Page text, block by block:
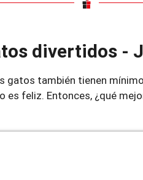
divertidos -
gatos también tienen
es feliz. Entonces, ¿qué